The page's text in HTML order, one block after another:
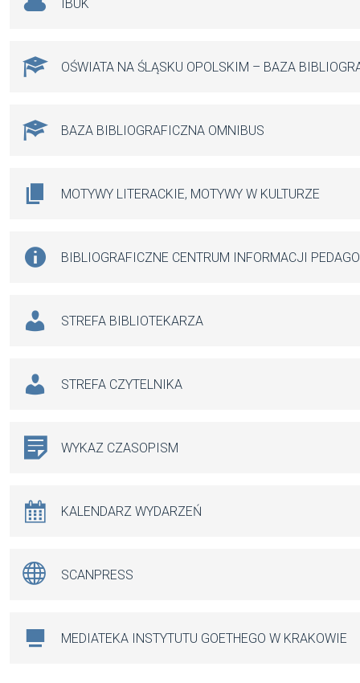
IBUK
OŚWIATA NA ŚLĄSKU OPOLSKIM – BAZA
BAZA BIBLIOGRAFICZNA OMNIBUS
MOTYWY LITERACKIE, MOTYWY W KULTURZE
BIBLIOGRAFICZNE CENTRUM INFORMACJI
STREFA BIBLIOTEKARZA
STREFA CZYTELNIKA
WYKAZ CZASOPISM
KALENDARZ WYDARZEŃ
SCANPRESS
MEDIATEKA INSTYTUTU GOETHEGO W KRAKOWIE